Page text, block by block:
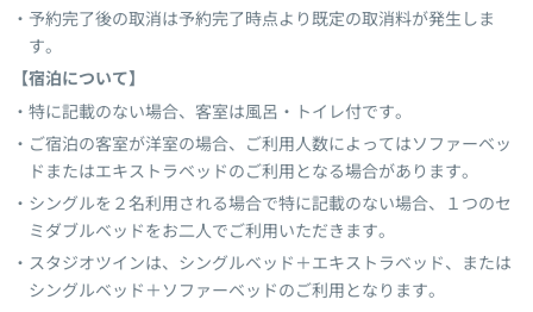
予約完了後の取消は予約完了時点より既定の取消料が発生しま
す。
【宿泊について】
特に記載のない場合、客室は風呂・トイレ付です。
ご宿泊の客室が洋室の場合、ご利用人数によってはソファーベッ
ドまたはエキストラベッドのご利用となる場合があります。
シングルを２名利用される場合で特に記載のない場合、１つのセ
ミダブルベッドをお二人でご利用いただきます。
スタジオツインは、シングルベッド＋エキストラベッド、または
シングルベッド＋ソファーベッドのご利用となります。